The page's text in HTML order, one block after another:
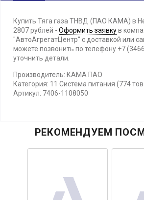
Купить Тяга газа ТНВД (ПАО КАМА) в
2807 рублей - Оформить заявкув
"АвтоАгрегатЦентр" с доставкой или
можете позвонить по телефону +7
уточнить детали.
Производитель: КАМА ПАО
Категория: 11 Система питания (774
Артикул: 7406-1108050
РЕКОМЕНДУЕМ